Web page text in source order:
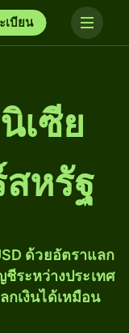
เบียน
เซีย
หรัฐ
ด้วยอัตราแลก
ระหว่างประเทศ
กเงินได้เหมือน